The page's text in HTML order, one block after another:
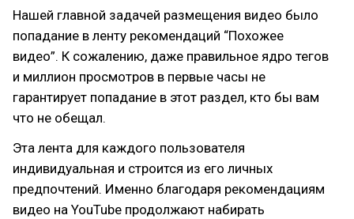
Нашей главной задачей размещения видео было
попадание в ленту рекомендаций “Похожее
видео”. К сожалению, даже правильное ядро тегов
и миллион просмотров в первые часы не
гарантирует попадание в этот раздел, кто бы вам
что не обещал.
Эта лента для каждого пользователя
индивидуальная и строится из его личных
предпочтений. Именно благодаря рекомендациям
видео на YouTube продолжают набирать